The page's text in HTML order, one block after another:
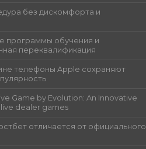
без дискомфорта и
программы обучения и
переквалификация
телефоны Apple сохраняют
Game by Evolution: An Innovative
dealer games
отличается от официального